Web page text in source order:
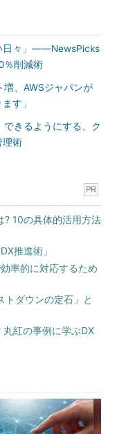
日々」――NewsPicks
％削減術
増、AWSジャパンが
す」
きるようにする、ク
理術
PR
? 10の具体的活用方法
推進術」
率的に対応するため
トダウンの定石」と
丸紅の事例に学ぶDX